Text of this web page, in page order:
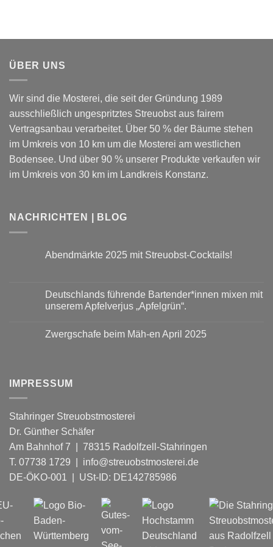
ÜBER UNS
Wir sind die Mosterei, die seit der Gründung 1989
ausschließlich ungespritztes Streuobst aus fairem
Vertragsanbau verarbeitet. Über 50 % der Bäume stehen
im Umkreis von 10 km um die Mosterei am westlichen
Bodensee. Und über 90 % unserer Produkte verkaufen wir
im Umkreis von 30 km im Landkreis Konstanz.
NACHRICHTEN | BLOG
Abendmärkte 2025 mit Streuobst-Cocktails!
Abendmärkte
2025
mit
Deutschlands führende Bartender*innen mixen mit
unserem Apfelverjus „Apfelgrün“.
zu
Deutschlands
unserem
Apfelverjus
Zwergschafe beim Mäh-en April 2025
Mäh-
IMPRESSUM
Stahringer Streuobstmosterei
Dr. Günther Schäfer
Am Bahnhof 7 | 78315 Radolfzell-Stahringen
T. 07738 1729 | info@streuobstmosterei.de
DE-ÖKO-001 | USt-ID: DE142785986